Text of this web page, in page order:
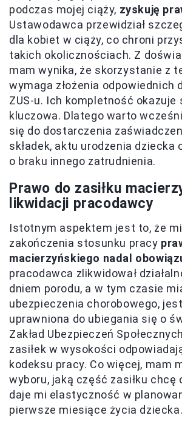
podczas mojej ciąży, zyskuję
Ustawodawca przewidział
dla kobiet w ciąży, co chroni
takich okolicznościach. Z
mam wynika, że skorzystanie z
wymaga złożenia odpowiednich
ZUS-u. Ich kompletność okazuje
kluczowa. Dlatego warto
się do dostarczenia
składek, aktu urodzenia dziecka
o braku innego zatrudnienia.
Prawo do zasiłku
likwidacji pracodawcy
Istotnym aspektem jest to, że
zakończenia stosunku pracy
macierzyńskiego nadal
pracodawca zlikwidował
dniem porodu, a w tym czasie
ubezpieczenia chorobowego,
uprawniona do ubiegania się o
Zakład Ubezpieczeń
zasiłek w wysokości
kodeksu pracy. Co więcej, mam
wyboru, jaką część zasiłku chcę
daje mi elastyczność w
pierwsze miesiące życia dziecka.